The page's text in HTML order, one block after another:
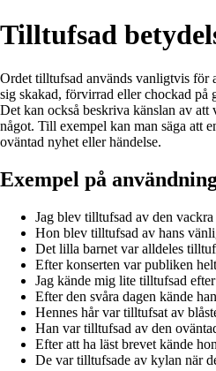
Tilltufsad
Ordet tilltufsad används vanligtvis för
sig skakad, förvirrad eller chockad på
Det kan också beskriva känslan av
något. Till exempel kan man säga att
oväntad nyhet eller händelse.
Exempel på
Jag blev tilltufsad av den vackra
Hon blev tilltufsad av hans
Det lilla barnet var alldeles
Efter konserten var publiken
Jag kände mig lite tilltufsad
Efter den svåra dagen kände
Hennes hår var tilltufsat av
Han var tilltufsad av den
Efter att ha läst brevet kände
De var tilltufsade av kylan när